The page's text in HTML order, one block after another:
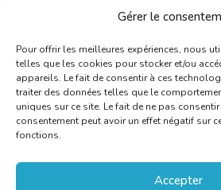
Gérer le
Pour offrir les meilleures expériences, nous
telles que les cookies pour stocker et/ou
appareils. Le fait de consentir à ces
traiter des données telles que le
uniques sur ce site. Le fait de ne pas
consentement peut avoir un effet négatif sur
fonctions.
Accepter
niet-leden welkom.